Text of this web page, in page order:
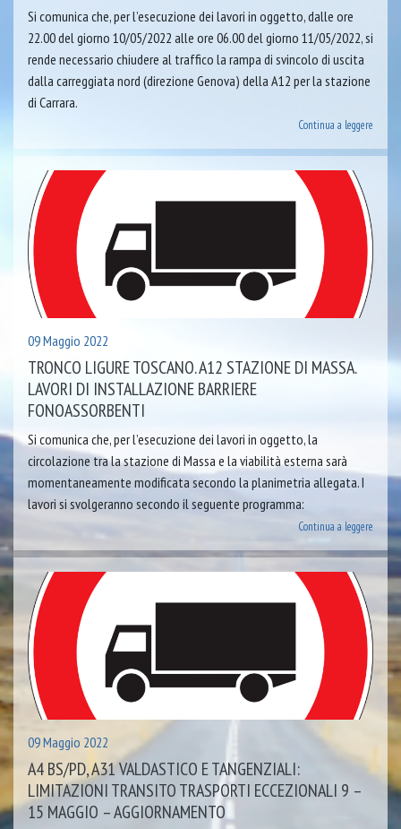
Si comunica che, per l’esecuzione dei lavori in oggetto, dalle ore
22.00 del giorno 10/05/2022 alle ore 06.00 del giorno 11/05/2022, si
rende necessario chiudere al traffico la rampa di svincolo di uscita
dalla carreggiata nord (direzione Genova) della A12 per la stazione
di Carrara.
Continua a leggere
09 Maggio 2022
TRONCO LIGURE TOSCANO. A12 STAZIONE DI MASSA.
LAVORI DI INSTALLAZIONE BARRIERE
FONOASSORBENTI
Si comunica che, per l’esecuzione dei lavori in oggetto, la
circolazione tra la stazione di Massa e la viabilità esterna sarà
momentaneamente modificata secondo la planimetria allegata. I
lavori si svolgeranno secondo il seguente programma:
Continua a leggere
09 Maggio 2022
A4 BS/PD, A31 VALDASTICO E TANGENZIALI:
LIMITAZIONI TRANSITO TRASPORTI ECCEZIONALI 9 –
15 MAGGIO – AGGIORNAMENTO